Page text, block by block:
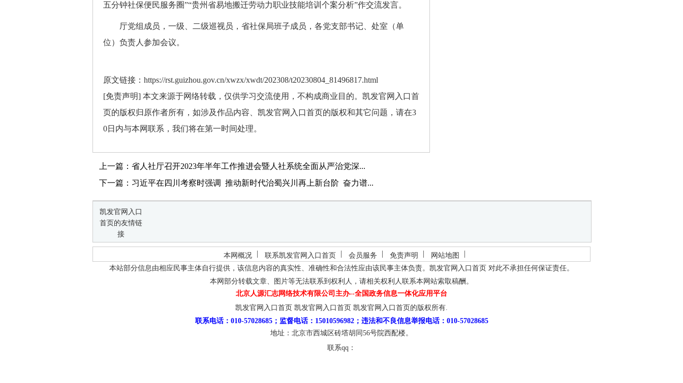
五分钟社保便民服务圈”“贵州省易地搬迁劳动力职业技能培训个案分析”作交流发言。
厅党组成员，一级、二级巡视员，省社保局班子成员，各党支部书记、处室（单
位）负责人参加会议。
原文链接：https://rst.guizhou.gov.cn/xwzx/xwdt/202308/t20230804_81496817.html
[免责声明] 本文来源于网络转载，仅供学习交流使用，不构成商业目的。凯发官网入口首
页的版权归原作者所有，如涉及作品内容、凯发官网入口首页的版权和其它问题，请在3
0日内与本网联系，我们将在第一时间处理。
上一篇：省人社厅召开2023年半年工作推进会暨人社系统全面从严治党深...
下一篇：习近平在四川考察时强调 推动新时代治蜀兴川再上新台阶 奋力谱...
凯发官网入口
首页的友情链
接
本网概况 联系凯发官网入口首页 会员服务 免责声明
网站地图
本站部分信息由相应民事主体自行提供，该信息内容的真实性、准确性和合法性应由该民事主体负责。 凯发官网入口首页 对此不承担任何保证责任。
本网部分转载文章、图片等无法联系到权利人，请相关权利人联系本网站索取稿酬。
北京人源汇志网络技术有限公司主办--全国政务信息一体化应用平台
凯发官网入口首页 凯发官网入口首页 凯发官网入口首页的版权所有.
联系电话：010-57028685；监督电话：15010596982；违法和不良信息举报电话：010-57028685
地址：北京市西城区砖塔胡同56号院西配楼。
联系qq：